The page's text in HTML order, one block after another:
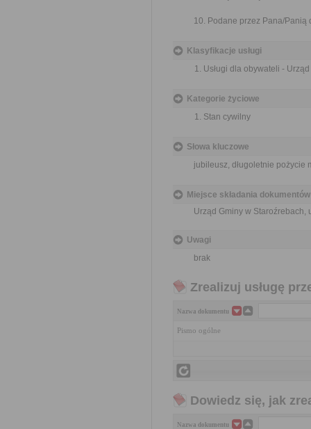
10. Podane przez Pana/Panią
Klasyfikacje usługi
Usługi dla obywateli -
Kategorie życiowe
Stan cywilny
Słowa kluczowe
jubileusz, długoletnie pożycie
Miejsce składania dokumentów
Urząd Gminy w Staroźrebach,
Uwagi
brak
Zrealizuj usługę
Nazwa dokumentu
Pismo ogólne
Dowiedz się, jak
Nazwa dokumentu